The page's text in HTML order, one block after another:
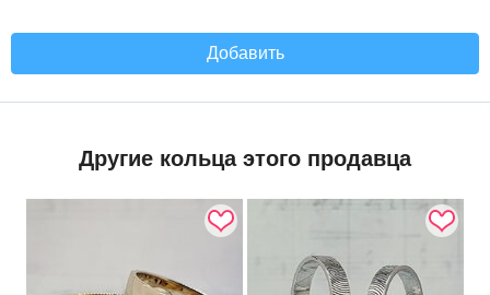
Добавить
Другие кольца этого продавца